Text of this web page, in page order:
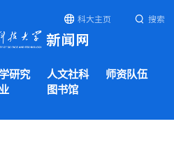
科大主页 搜索
研究 人文社科
师资队伍
图书馆